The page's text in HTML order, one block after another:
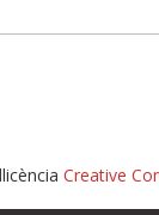
Creative